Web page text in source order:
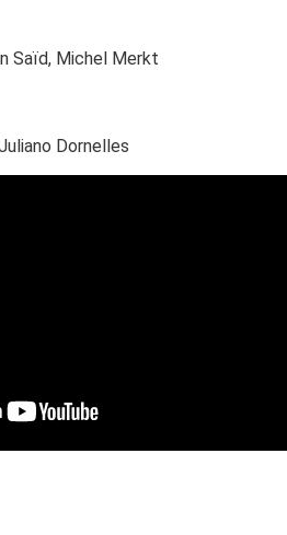
Saïd, Michel Merkt
Dornelles